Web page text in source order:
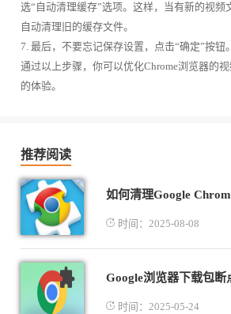
选“自动清理缓存”选项。这样，当有新的视频
自动清理旧的缓存文件。
7. 最后，不要忘记保存设置，点击“确定”按钮。
通过以上步骤，你可以优化Chrome浏览器的
的体验。
推荐阅读
时间：2025-08-08
时间：2025-05-24